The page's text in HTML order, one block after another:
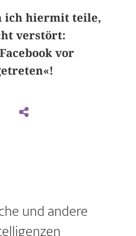
ich hiermit teile,
verstört:
vor
und andere